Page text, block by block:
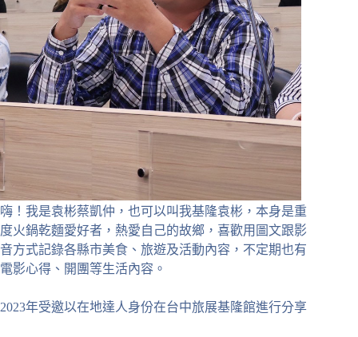
嗨！我是袁彬蔡凱仲，也可以叫我基隆袁彬，本身是重
度火鍋乾麵愛好者，熱愛自己的故鄉，喜歡用圖文跟影
音方式記錄各縣市美食、旅遊及活動內容，不定期也有
電影心得、開團等生活內容。
2023年受邀以在地達人身份在台中旅展基隆館進行分享